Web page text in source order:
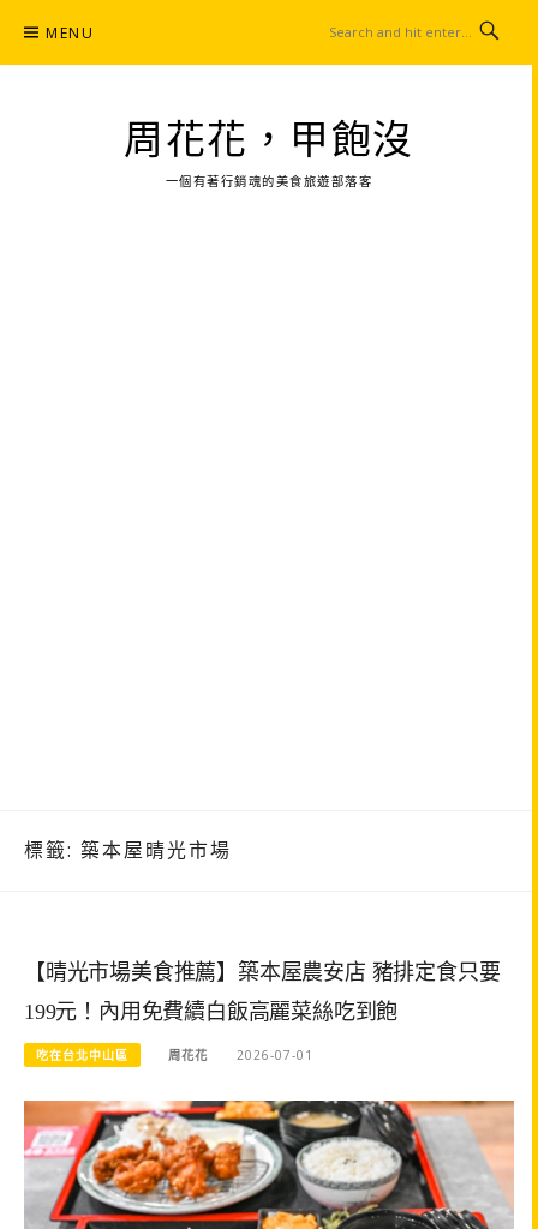
content
MENU
周花花，甲飽沒
一個有著行銷魂的美食旅遊部落客
標籤: 築本屋晴光市場
【晴光市場美食推薦】築本屋農安店 豬排定食只要
199元！內用免費續白飯高麗菜絲吃到飽
吃在台北中山區 周花花 2026-07-01